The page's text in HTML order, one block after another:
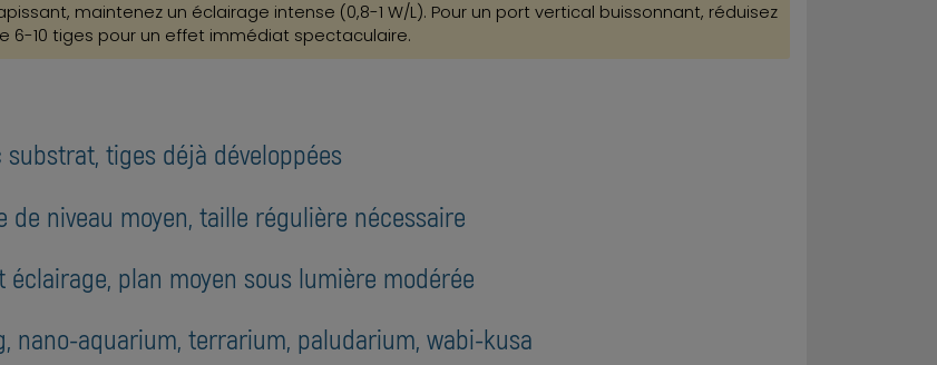
maintenez un éclairage intense (0,8-1 W/L). Pour un port vertical buissonnant, réduisez
6-10 tiges pour un effet immédiat spectaculaire.
tiges déjà développées
niveau moyen, taille régulière nécessaire
plan moyen sous lumière modérée
nano-aquarium, terrarium, paludarium, wabi-kusa